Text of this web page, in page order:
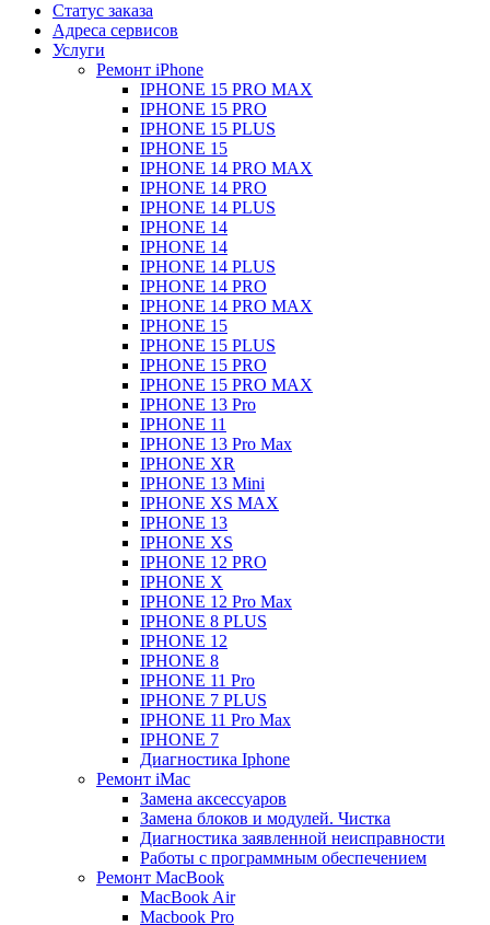
Статус заказа
Адреса сервисов
Услуги
Ремонт iPhone
IPHONE 15 PRO MAX
IPHONE 15 PRO
IPHONE 15 PLUS
IPHONE 15
IPHONE 14 PRO MAX
IPHONE 14 PRO
IPHONE 14 PLUS
IPHONE 14
IPHONE 14
IPHONE 14 PLUS
IPHONE 14 PRO
IPHONE 14 PRO MAX
IPHONE 15
IPHONE 15 PLUS
IPHONE 15 PRO
IPHONE 15 PRO MAX
IPHONE 13 Pro
IPHONE 11
IPHONE 13 Pro Max
IPHONE XR
IPHONE 13 Mini
IPHONE XS MAX
IPHONE 13
IPHONE XS
IPHONE 12 PRO
IPHONE X
IPHONE 12 Pro Max
IPHONE 8 PLUS
IPHONE 12
IPHONE 8
IPHONE 11 Pro
IPHONE 7 PLUS
IPHONE 11 Pro Max
IPHONE 7
Диагностика Iphone
Ремонт iMac
Замена аксессуаров
Замена блоков и модулей. Чистка
Диагностика заявленной неисправности
Работы с программным обеспечением
Ремонт MacBook
MacBook Air
Macbook Pro